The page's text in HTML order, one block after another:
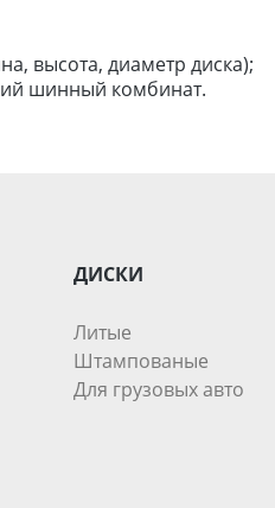
высота, диаметр диска);
шинный комбинат.
ДИСКИ
Литые
Штампованые
Для грузовых авто